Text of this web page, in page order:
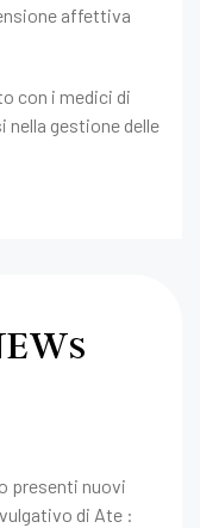
affettiva
con i medici di
nella gestione delle
presenti nuovi
di Ate :